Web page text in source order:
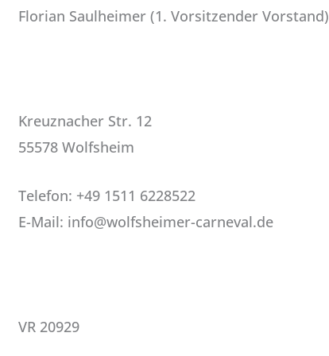
Florian Saulheimer (1. Vorsitzender Vorstand)
Kreuznacher Str. 12
55578 Wolfsheim
Telefon: +49 1511 6228522
E-Mail: info@wolfsheimer-carneval.de
VR 20929